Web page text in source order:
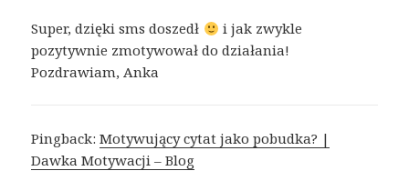
Super, dzięki sms doszedł
i jak zwykle
pozytywnie zmotywował do działania!
Pozdrawiam, Anka
Pingback:Motywujący cytat jako pobudka? |
Dawka Motywacji – Blog